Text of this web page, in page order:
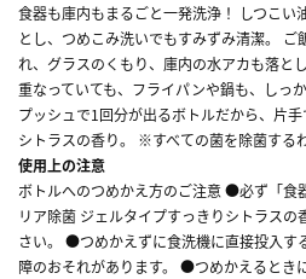
食器も庫内もまるごと一発洗浄！ しつこい
とし、つめこみ洗いでもすみずみ清潔。
れ、グラスのくもり、庫内の水アカも落と
重なっていても、フライパンや鍋も、しっ
プッシュで1回分が出るボトルだから、片
シトラスの香り。 ※すべての菌を除菌する
使用上の注意
ボトルへのつめかえ方のご注意 ●必ず「食
リア除菌 ジェルタイプすっきりシトラス
さい。 ●つめかえずに食洗機に直接投入す
障のおそれがあります。 ●つめかえるとき